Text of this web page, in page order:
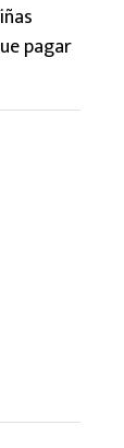
pagar